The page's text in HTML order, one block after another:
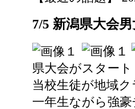
7/5 新潟県大会
県大会がスター
当校生徒が地域
一年生ながら強